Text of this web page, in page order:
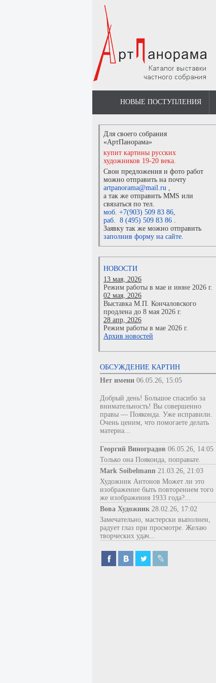
НОВЫЕ ПОСТУПЛЕНИЯ
Для своего собрания
«АртПанорама»
купит картины русских
художников 19-20 века.
Свои предложения и фото работ
можно отправить на почту
artpanorama@mail.ru ,
а так же отправить MMS или
связаться по тел.
моб. +7(903) 509 83 86,
раб. 8 (495) 509 83 86 .
Заявку так же можно отправить
заполнив форму на сайте.
НОВОСТИ
13 мая, 2026
Режим работы в мае и июне 2026 г.
02 мая, 2026
Выставка М.П. Кончаловского
продлена до 8 мая 2026 г.
28 апр, 2026
Режим работы в мае 2026 г.
Архив новостей
ОБСУЖДЕНИЕ КАРТИН
Нет имени 06.05.26, 15:05
Добрый день! Большое спасибо за
внимательность! Вы совершенно
правы — Пояконда. Уже исправили.
Очень ценим, что помогаете делать
материа...
Георгий Виноградов 06.05.26, 14:05
Только она Пояконда, поправьте.
Mark Soibelmann 21.03.26, 21:03
Художник Антонов Может ли это
изображение быть повторением того
же изображения 1933 года?...
Вова Художник 28.02.26, 17:02
Замечательно, мастерски выполнен,
радует глаз при просмотре. Желаю
творческих удач...